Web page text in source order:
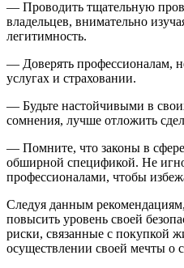
— Проводить тщательную
владельцев, внимательно
легитимность.
— Доверять профессионалам,
услугах и страховании.
— Будьте настойчивыми в
сомнения, лучше отложить
— Помните, что законы в
обширной спецификой. Не
профессионалами, чтобы
Следуя данным
повысить уровень своей
риски, связанные с покупкой
осуществлении своей мечты о